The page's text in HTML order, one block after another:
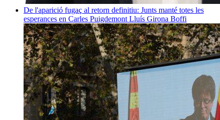
De l'aparició fugaç al retorn definitiu: Junts manté totes les
esperances en Carles Puigdemont Lluís Girona Boffi